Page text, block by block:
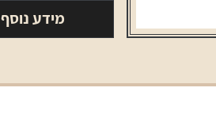
מידע נוסף